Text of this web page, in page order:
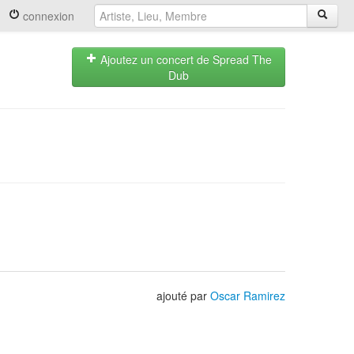
connexion
Ajoutez un concert de Spread The
Dub
ajouté par Oscar Ramirez